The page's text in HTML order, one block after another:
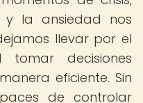
la ansiedad nos
llevar por el
decisiones
eficiente. Sin
de controlar